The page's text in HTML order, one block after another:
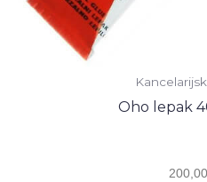
Oho lepak
200,00